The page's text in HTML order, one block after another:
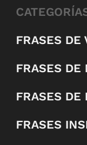
FRASES DE
FRASES DE
FRASES DE
FRASES